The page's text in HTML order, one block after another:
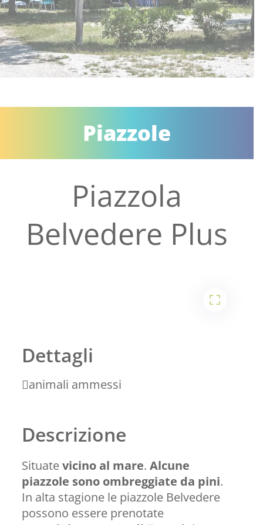
Piazzole
Piazzola
Belvedere Plus
Dettagli
animali ammessi
Descrizione
Situatevicino al mare. Alcune
piazzole sono ombreggiate da pini.
In alta stagione le piazzole Belvedere
possono essere prenotate